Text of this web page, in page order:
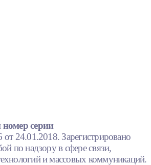
серии
24.01.2018. Зарегистрировано
по надзору в сфере связи,
и массовых коммуникаций.